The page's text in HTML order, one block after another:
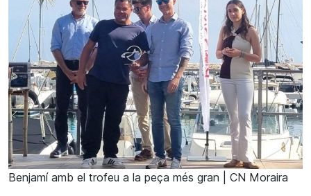
Benjamí amb el trofeu a la peça més gran | CN Moraira